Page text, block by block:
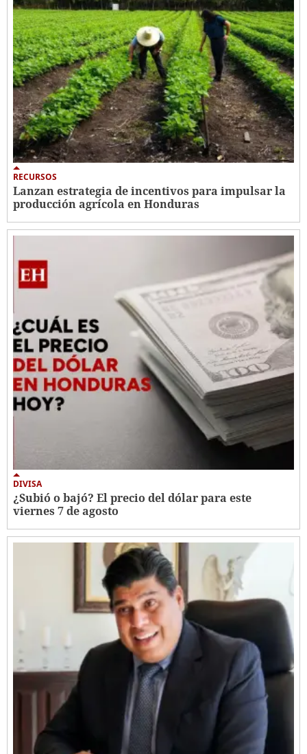
RECURSOS
Lanzan estrategia de incentivos para impulsar la
producción agrícola en Honduras
DIVISA
¿Subió o bajó? El precio del dólar para este
viernes 7 de agosto